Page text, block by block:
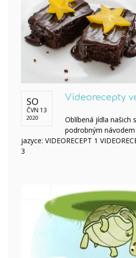
SO
ČVN 13
2020
Videorecepty
Oblíbená jídla našich
podrobným
jazyce: VIDEORECEPT 1
3